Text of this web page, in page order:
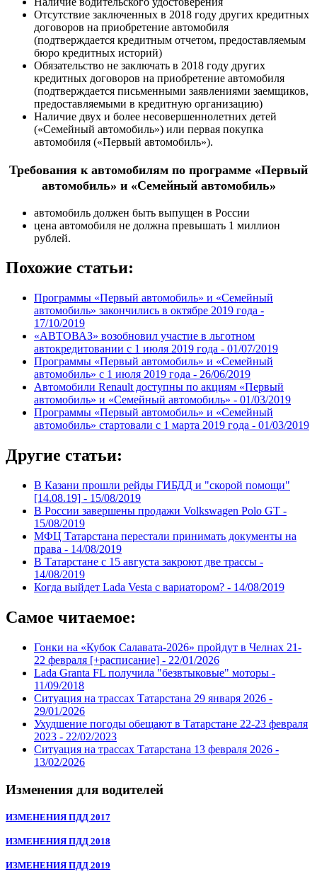
Отсутствие заключенных в 2018 году других кредитных
договоров на приобретение автомобиля
(подтверждается кредитным отчетом, предоставляемым
бюро кредитных историй)
Обязательство не заключать в 2018 году других
кредитных договоров на приобретение автомобиля
(подтверждается письменными заявлениями заемщиков,
предоставляемыми в кредитную организацию)
Наличие двух и более несовершеннолетних детей
(«Семейный автомобиль») или первая покупка
автомобиля («Первый автомобиль»).
Требования к автомобилям по программе «Первый
автомобиль» и «Семейный автомобиль»
автомобиль должен быть выпущен в России
цена автомобиля не должна превышать 1 миллион
рублей.
Похожие статьи:
Программы «Первый автомобиль» и «Семейный
автомобиль» закончились в октябре 2019 года -
17/10/2019
«АВТОВАЗ» возобновил участие в льготном
автокредитовании с 1 июля 2019 года - 01/07/2019
Программы «Первый автомобиль» и «Семейный
автомобиль» с 1 июля 2019 года - 26/06/2019
Автомобили Renault доступны по акциям «Первый
автомобиль» и «Семейный автомобиль» - 01/03/2019
Программы «Первый автомобиль» и «Семейный
автомобиль» стартовали с 1 марта 2019 года - 01/03/2019
Другие статьи:
В Казани прошли рейды ГИБДД и "скорой помощи"
[14.08.19] - 15/08/2019
В России завершены продажи Volkswagen Polo GT -
15/08/2019
МФЦ Татарстана перестали принимать документы на
права - 14/08/2019
В Татарстане с 15 августа закроют две трассы -
14/08/2019
Когда выйдет Lada Vesta с вариатором? - 14/08/2019
Самое читаемое:
Гонки на «Кубок Салавата-2026» пройдут в Челнах 21-
22 февраля [+расписание] - 22/01/2026
Lada Granta FL получила "безвтыковые" моторы -
11/09/2018
Ситуация на трассах Татарстана 29 января 2026 -
29/01/2026
Ухудшение погоды обещают в Татарстане 22-23 февраля
2023 - 22/02/2023
Ситуация на трассах Татарстана 13 февраля 2026 -
13/02/2026
Изменения для водителей
ИЗМЕНЕНИЯ ПДД 2017
ИЗМЕНЕНИЯ ПДД 2018
ИЗМЕНЕНИЯ ПДД 2019